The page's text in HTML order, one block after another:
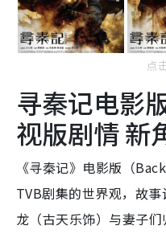
点
寻秦记电影
视版剧情 新
《寻秦记》电影版（
TVB剧集的世界观，故
龙（古天乐饰）与妻子